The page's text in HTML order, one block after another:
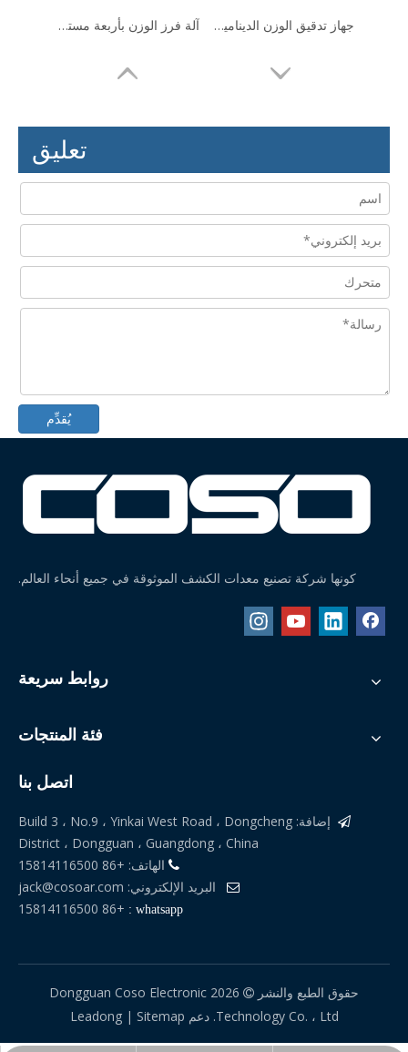
آلة فرز الوزن بأربعة مستويات للبوميلو، البرتقالي جهاز تدقيق الوزن الديناميكي المغلق للمنتجات كبيرة الحجم
آلة فرز الوزن للفواكه جهاز تدقيق الوزن ثنائي المستوى لصناعة الأغذية
تعليق
يُقدِّم
كونها شركة تصنيع معدات الكشف الموثوقة في جميع أنحاء العالم.
روابط سريعة
فئة المنتجات
اتصل بنا

إضافة: Build 3 ، No.9 ، Yinkai West Road ، Dongcheng
District ، Dongguan ، Guangdong ، China
 الهاتف: +86 15814116500
 البريد الإلكتروني: jack@cosoar.com
whatsapp :
+86 15814116500
حقوق الطبع والنشر 
2026
Dongguan Coso Electronic
Technology Co. ، Ltd. دعم
Leadong | Sitemap